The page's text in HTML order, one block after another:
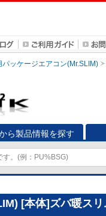
パッケージエアコン(Mr.SLIM)
ら製品情報を探す
[本体]ズバ暖ス